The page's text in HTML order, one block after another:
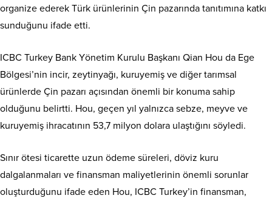
organize ederek Türk ürünlerinin Çin pazarında tanıtımına katkı
sunduğunu ifade etti.
ICBC Turkey Bank Yönetim Kurulu Başkanı Qian Hou da Ege
Bölgesi’nin incir, zeytinyağı, kuruyemiş ve diğer tarımsal
ürünlerde Çin pazarı açısından önemli bir konuma sahip
olduğunu belirtti. Hou, geçen yıl yalnızca sebze, meyve ve
kuruyemiş ihracatının 53,7 milyon dolara ulaştığını söyledi.
Sınır ötesi ticarette uzun ödeme süreleri, döviz kuru
dalgalanmaları ve finansman maliyetlerinin önemli sorunlar
oluşturduğunu ifade eden Hou, ICBC Turkey’in finansman,